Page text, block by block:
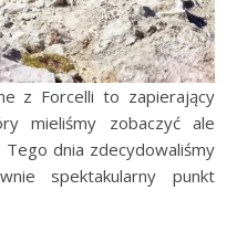
z Forcelli to zapierający
mieliśmy zobaczyć ale
Tego dnia zdecydowaliśmy
spektakularny punkt